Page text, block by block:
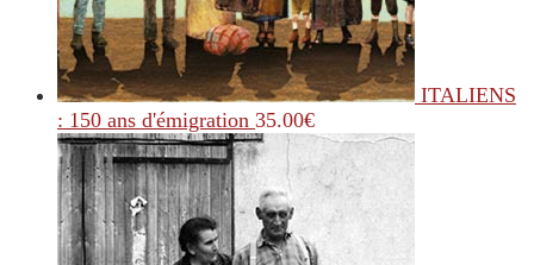
ITALIENS
: 150 ans d'émigration 35.00€